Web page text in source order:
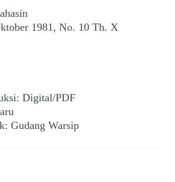
1981, No. 10 Th. X
: Digital/PDF
: Gudang Warsip